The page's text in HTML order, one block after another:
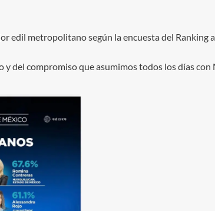
edil metropolitano según la encuesta del Ranking
del compromiso que asumimos todos los días con